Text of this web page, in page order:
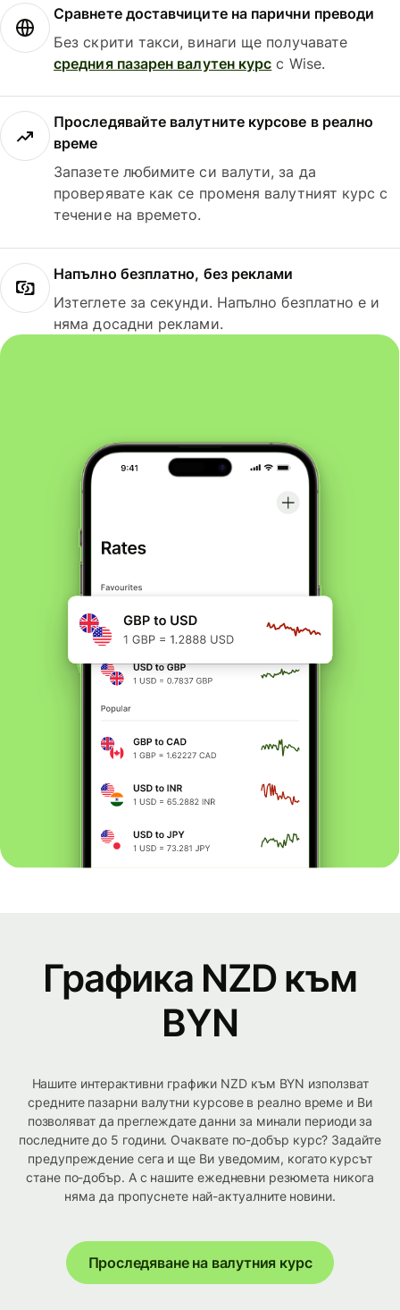
Сравнете доставчиците на парични преводи
Без скрити такси, винаги ще получавате
средния пазарен валутен курс с Wise.
Проследявайте валутните курсове в реално
време
Запазете любимите си валути, за да
проверявате как се променя валутният курс с
течение на времето.
Напълно безплатно, без реклами
Изтеглете за секунди. Напълно безплатно е и
няма досадни реклами.
Графика NZD към
BYN
Нашите интерактивни графики NZD към BYN използват
средните пазарни валутни курсове в реално време и Ви
позволяват да преглеждате данни за минали периоди за
последните до 5 години. Очаквате по-добър курс? Задайте
предупреждение сега и ще Ви уведомим, когато курсът
стане по-добър. А с нашите ежедневни резюмета никога
няма да пропуснете най-актуалните новини.
Проследяване на валутния курс